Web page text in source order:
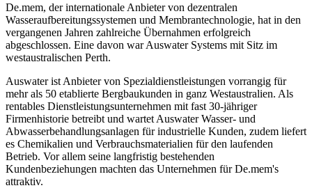
De.mem, der internationale Anbieter von dezentralen
Wasseraufbereitungssystemen und Membrantechnologie, hat in den
vergangenen Jahren zahlreiche Übernahmen erfolgreich
abgeschlossen. Eine davon war Auswater Systems mit Sitz im
westaustralischen Perth.
Auswater ist Anbieter von Spezialdienstleistungen vorrangig für
mehr als 50 etablierte Bergbaukunden in ganz Westaustralien. Als
rentables Dienstleistungsunternehmen mit fast 30-jähriger
Firmenhistorie betreibt und wartet Auswater Wasser- und
Abwasserbehandlungsanlagen für industrielle Kunden, zudem liefert
es Chemikalien und Verbrauchsmaterialien für den laufenden
Betrieb. Vor allem seine langfristig bestehenden
Kundenbeziehungen machten das Unternehmen für De.mem's
attraktiv.